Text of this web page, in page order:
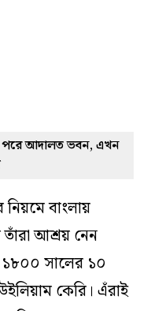
পরে আদালত ভবন, এখন
বাংলায়
তাঁরা আশ্রয় নেন
১৮০০ সালের ১০
কেরি। এঁরাই